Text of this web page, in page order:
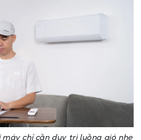
máy chỉ cần duy trì luồng gió nhẹ